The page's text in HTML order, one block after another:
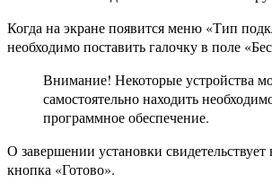
Когда на экране появится меню «Тип
необходимо поставить галочку в поле
Внимание! Некоторые устройства
самостоятельно находить
программное обеспечение.
О завершении установки
кнопка «Готово».